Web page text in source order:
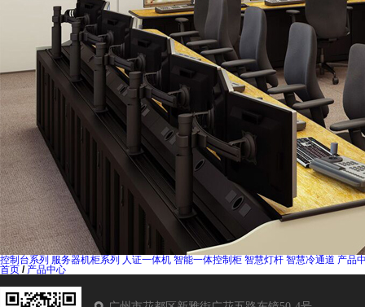
控制台系列 服务器机柜系列 人证一体机 智能一体控制柜 智慧灯杆 智慧冷通道 产品
首页 / 产品中心